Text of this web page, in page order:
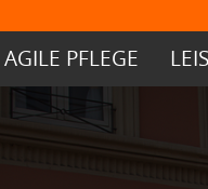
AGILE PFLEGE